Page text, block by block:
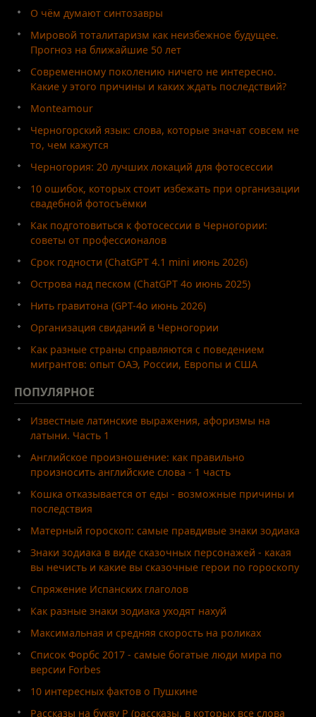
О чём думают синтозавры
Мировой тоталитаризм как неизбежное будущее.
Прогноз на ближайшие 50 лет
Современному поколению ничего не интересно.
Какие у этого причины и каких ждать последствий?
Monteamour
Черногорский язык: слова, которые значат совсем не
то, чем кажутся
Черногория: 20 лучших локаций для фотосессии
10 ошибок, которых стоит избежать при организации
свадебной фотосъёмки
Как подготовиться к фотосессии в Черногории:
советы от профессионалов
Срок годности (ChatGPT 4.1 mini июнь 2026)
Острова над песком (ChatGPT 4o июнь 2025)
Нить гравитона (GPT-4o июнь 2026)
Организация свиданий в Черногории
Как разные страны справляются с поведением
мигрантов: опыт ОАЭ, России, Европы и США
ПОПУЛЯРНОЕ
Известные латинские выражения, афоризмы на
латыни. Часть 1
Английское произношение: как правильно
произносить английские слова - 1 часть
Кошка отказывается от еды - возможные причины и
последствия
Матерный гороскоп: самые правдивые знаки зодиака
Знаки зодиака в виде сказочных персонажей - какая
вы нечисть и какие вы сказочные герои по гороскопу
Спряжение Испанских глаголов
Как разные знаки зодиака уходят нахуй
Максимальная и средняя скорость на роликах
Список Форбс 2017 - самые богатые люди мира по
версии Forbes
10 интересных фактов о Пушкине
Рассказы на букву Р (рассказы, в которых все слова